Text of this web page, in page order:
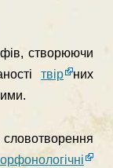
створюючи
твір
них